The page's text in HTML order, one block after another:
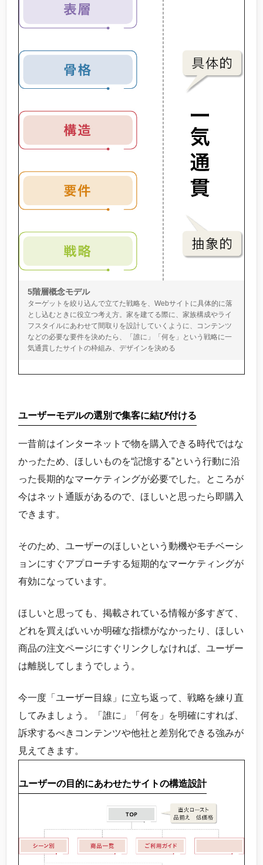
5階層概念モデル
ターゲットを絞り込んで立てた戦略を、Webサイトに具体的に落
とし込むときに役立つ考え方。家を建てる際に、家族構成やライ
フスタイルにあわせて間取りを設計していくように、コンテンツ
などの必要な要件を決めたら、「誰に」「何を」という戦略に一
気通貫したサイトの枠組み、デザインを決める
ユーザーモデルの選別で集客に結び付ける
一昔前はインターネットで物を購入できる時代ではな
かったため、ほしいものを“記憶する”という行動に沿
った長期的なマーケティングが必要でした。ところが
今はネット通販があるので、ほしいと思ったら即購入
できます。
そのため、ユーザーのほしいという動機やモチベーシ
ョンにすぐアプローチする短期的なマーケティングが
有効になっています。
ほしいと思っても、掲載されている情報が多すぎて、
どれを買えばいいか明確な指標がなかったり、ほしい
商品の注文ページにすぐリンクしなければ、ユーザー
は離脱してしまうでしょう。
今一度「ユーザー目線」に立ち返って、戦略を練り直
してみましょう。「誰に」「何を」を明確にすれば、
訴求するべきコンテンツや他社と差別化できる強みが
見えてきます。
ユーザーの目的にあわせたサイトの構造設計